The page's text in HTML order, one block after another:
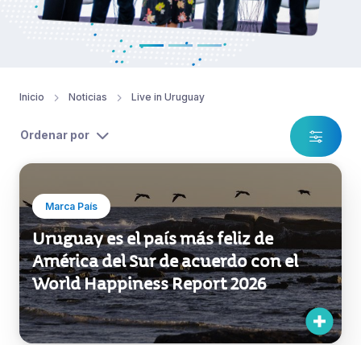
Marca País
Uruguay es el país más feliz de
América del Sur de acuerdo con el
World Happiness Report 2026